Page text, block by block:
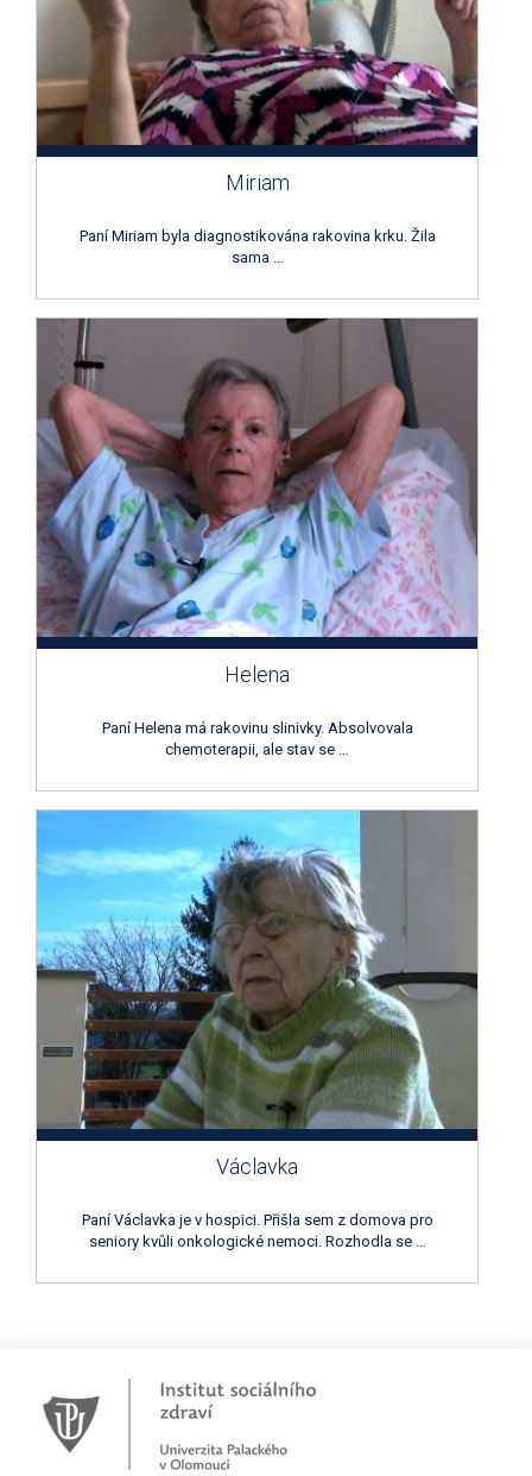
Miriam
Paní Miriam byla diagnostikována rakovina krku. Žila
sama …
Helena
Paní Helena má rakovinu slinivky. Absolvovala
chemoterapii, ale stav se …
Václavka
Paní Václavka je v hospici. Přišla sem z domova pro
seniory kvůli onkologické nemoci. Rozhodla se …